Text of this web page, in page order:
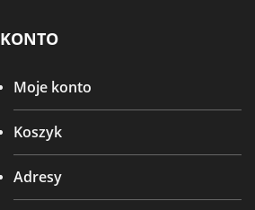
KONTO
Moje konto
Koszyk
Adresy